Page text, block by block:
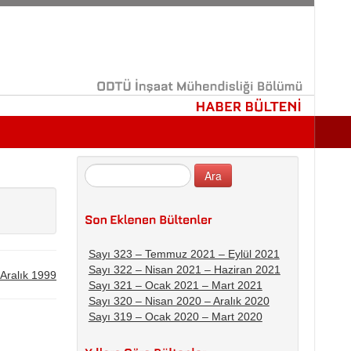
1999
Sayı 323 – Temmuz 2021 – Eylül 2021
Sayı 322 – Nisan 2021 – Haziran 2021
Sayı 321 – Ocak 2021 – Mart 2021
Sayı 320 – Nisan 2020 – Aralık 2020
Sayı 319 – Ocak 2020 – Mart 2020